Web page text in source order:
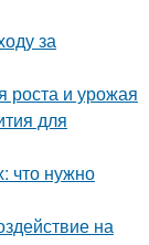
за
роста и урожая
для
что нужно
на